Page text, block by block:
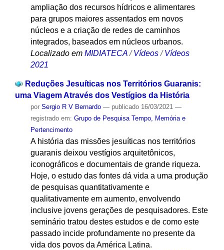
ampliação dos recursos hídricos e alimentares
para grupos maiores assentados em novos
núcleos e a criação de redes de caminhos
integrados, baseados em núcleos urbanos.
Localizado em MIDIATECA /Vídeos /Vídeos
2021
Reduções Jesuíticas nos Territórios Guaranis:
uma Viagem Através dos Vestígios da História
por Sergio R V Bernardo — publicado16/03/2021 —
registrado em: Grupo de Pesquisa Tempo, Memória e
Pertencimento
A história das missões jesuíticas nos territórios
guaranis deixou vestígios arquitetônicos,
iconográficos e documentais de grande riqueza.
Hoje, o estudo das fontes dá vida a uma produção
de pesquisas quantitativamente e
qualitativamente em aumento, envolvendo
inclusive jovens gerações de pesquisadores. Este
seminário tratou destes estudos e de como este
passado incide profundamente no presente da
vida dos povos da América Latina.